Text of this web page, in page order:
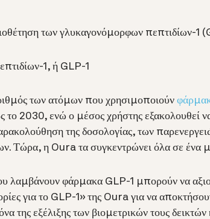
των γλυκαγονόμορφων πεπτιδίων-1
1, ή GLP-1
των ατόμων που χρησιμοποιούν
το 2030, ενώ ο μέσος χρήστης εξακολουθεί
της δοσολογίας, των
Τώρα, η Oura τα συγκεντρώνει όλα σε ένα
λαμβάνουν φάρμακα GLP-1 μπορούν να
για το GLP-1» της Oura για να
της εξέλιξης των βιομετρικών τους